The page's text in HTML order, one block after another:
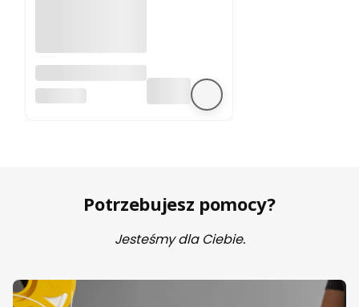
silnika krokowego
Potrzebujesz pomocy?
Jesteśmy dla Ciebie.